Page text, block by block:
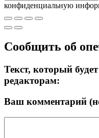
конфиденциальную
Сообщить об
Текст, который
редакторам:
Ваш комментарий